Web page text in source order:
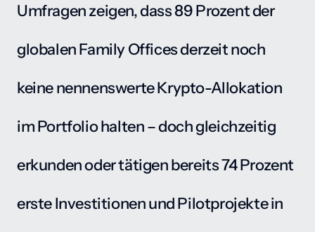
Umfragen zeigen, dass 89 Prozent der
globalen Family Offices derzeit noch
keine nennenswerte Krypto-Allokation
im Portfolio halten – doch gleichzeitig
erkunden oder tätigen bereits 74 Prozent
erste Investitionen und Pilotprojekte in